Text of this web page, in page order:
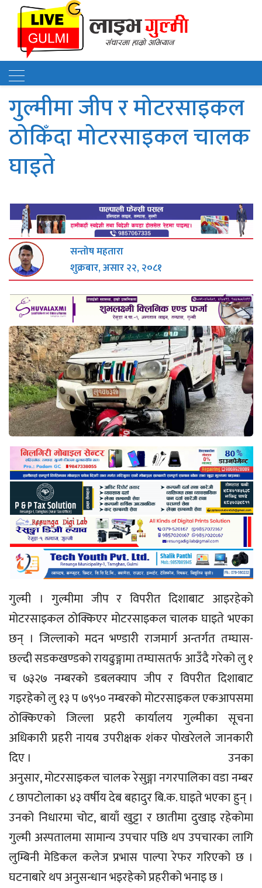
गुल्मीमा जीप र मोटरसाइकल
ठोकिँदा मोटरसाइकल चालक
घाइते
सन्तोष महतारा
शुक्रबार, असार २२, २०८१
गुल्मी । गुल्मीमा जीप र विपरीत दिशाबाट आइरहेको
मोटरसाइकल ठोक्किएर मोटरसाइकल चालक घाइते भएका
छन् । जिल्लाकाे मदन भण्डारी राजमार्ग अन्तर्गत तम्घास-
छल्दी सडकखण्डको रायढुङ्गामा तम्घासतर्फ आउँदै गरेको लु १
च ७३२७ नम्बरको डबलक्याप जीप र विपरीत दिशाबाट
गइरहेको लु १३ प ७९५० नम्बरको मोटरसाइकल एकआपसमा
ठोक्किएकाे जिल्ला प्रहरी कार्यालय गुल्मीका सूचना
अधिकारी प्रहरी नायब उपरीक्षक शंकर पाेखरेलले जानकारी
दिए । उनका
अनुसार, मोटरसाइकल चालक रेसुङ्गा नगरपालिका वडा नम्बर
८ छापटोलाका ४३ वर्षीय देब बहादुर बि.क. घाइते भएका हुन् ।
उनको निधारमा चोट, बायाँ खुट्टा र छातीमा दुखाइ रहेकोमा
गुल्मी अस्पतालमा सामान्य उपचार पछि थप उपचारका लागि
लुम्बिनी मेडिकल कलेज प्रभास पाल्पा रेफर गरिएको छ ।
घटनाबारे थप अनुसन्धान भइरहेको प्रहरीको भनाइ छ ।